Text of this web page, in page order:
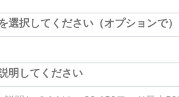
選択してください（オプションで）
明してください